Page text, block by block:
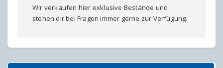
Wir verkaufen hier exklusive Bestände und
stehen dir bei Fragen immer gerne zur Verfügung.